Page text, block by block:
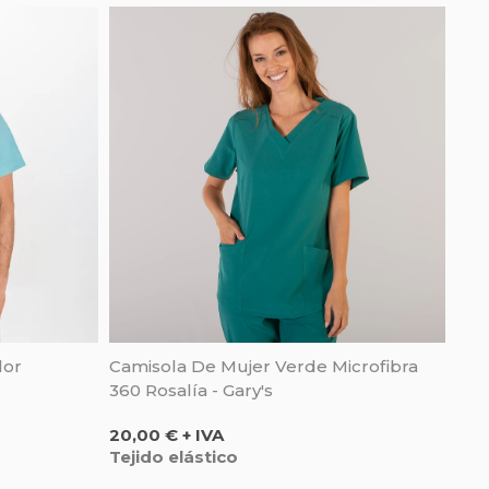
Camisola De Mujer Verde Microfibra
360 Rosalía - Gary's
Precio
20,00 € + IVA
Tejido elástico